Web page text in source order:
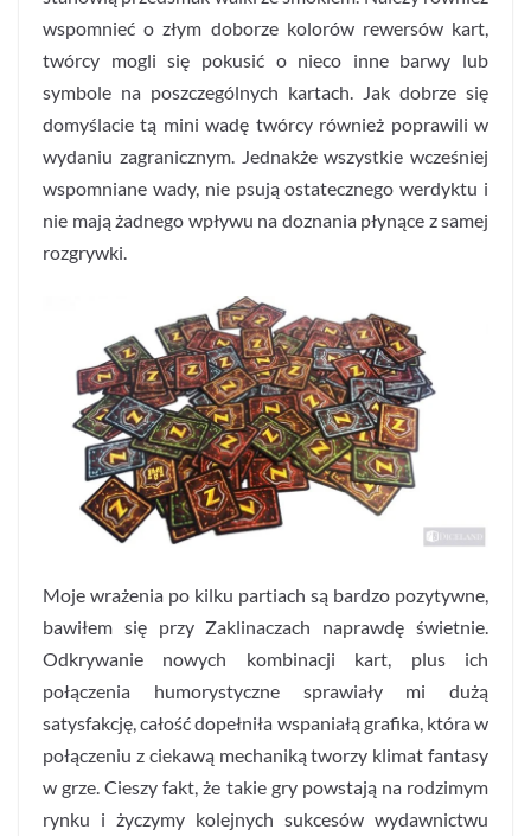
wspomnieć o złym doborze kolorów rewersów kart,
twórcy mogli się pokusić o nieco inne barwy lub
symbole na poszczególnych kartach. Jak dobrze się
domyślacie tą mini wadę twórcy również poprawili w
wydaniu zagranicznym. Jednakże wszystkie wcześniej
wspomniane wady, nie psują ostatecznego werdyktu i
nie mają żadnego wpływu na doznania płynące z samej
rozgrywki.
Moje wrażenia po kilku partiach są bardzo pozytywne,
bawiłem się przy Zaklinaczach naprawdę świetnie.
Odkrywanie nowych kombinacji kart, plus ich
połączenia humorystyczne sprawiały mi dużą
satysfakcję, całość dopełniła wspaniałą grafika, która w
połączeniu z ciekawą mechaniką tworzy klimat fantasy
w grze. Cieszy fakt, że takie gry powstają na rodzimym
rynku i życzymy kolejnych sukcesów wydawnictwu